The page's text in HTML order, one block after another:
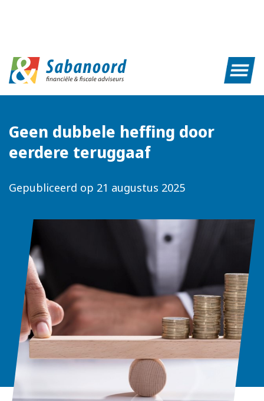
Geen dubbele heffing door
eerdere teruggaaf
Gepubliceerd op 21 augustus 2025